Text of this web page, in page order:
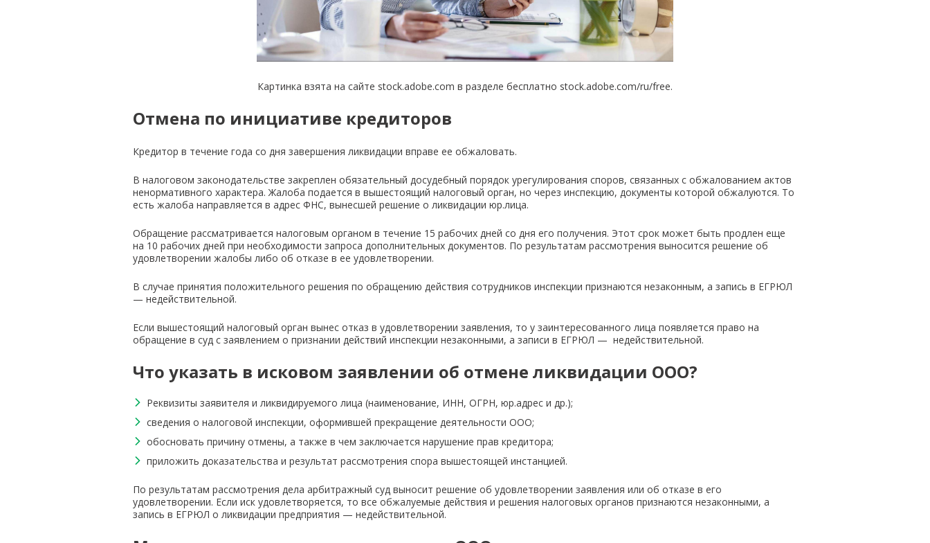
Картинка взята на сайте stock.adobe.com в разделе бесплатно stock.adobe.com/ru/free.
Отмена по инициативе кредиторов
Кредитор в течение года со дня завершения ликвидации вправе ее обжаловать.
В налоговом законодательстве закреплен обязательный досудебный порядок урегулирования споров, связанных с обжалованием актов
ненормативного характера. Жалоба подается в вышестоящий налоговый орган, но через инспекцию, документы которой обжалуются. То
есть жалоба направляется в адрес ФНС, вынесшей решение о ликвидации юр.лица.
Обращение рассматривается налоговым органом в течение 15 рабочих дней со дня его получения. Этот срок может быть продлен еще
на 10 рабочих дней при необходимости запроса дополнительных документов. По результатам рассмотрения выносится решение об
удовлетворении жалобы либо об отказе в ее удовлетворении.
В случае принятия положительного решения по обращению действия сотрудников инспекции признаются незаконным, а запись в ЕГРЮЛ
— недействительной.
Если вышестоящий налоговый орган вынес отказ в удовлетворении заявления, то у заинтересованного лица появляется право на
обращение в суд с заявлением о признании действий инспекции незаконными, а записи в ЕГРЮЛ — недействительной.
Что указать в исковом заявлении об отмене ликвидации ООО?
Реквизиты заявителя и ликвидируемого лица (наименование, ИНН, ОГРН, юр.адрес и др.);
сведения о налоговой инспекции, оформившей прекращение деятельности ООО;
обосновать причину отмены, а также в чем заключается нарушение прав кредитора;
приложить доказательства и результат рассмотрения спора вышестоящей инстанцией.
По результатам рассмотрения дела арбитражный суд выносит решение об удовлетворении заявления или об отказе в его
удовлетворении. Если иск удовлетворяется, то все обжалуемые действия и решения налоговых органов признаются незаконными, а
запись в ЕГРЮЛ о ликвидации предприятия — недействительной.